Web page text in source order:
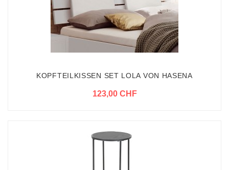
KOPFTEILKISSEN SET LOLA VON HASENA
123,00 CHF